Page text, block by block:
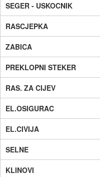
SEGER - USKOCNIK
RASCJEPKA
ZABICA
PREKLOPNI STEKER
RAS. ZA CIJEV
EL.OSIGURAC
EL.CIVIJA
SELNE
KLINOVI